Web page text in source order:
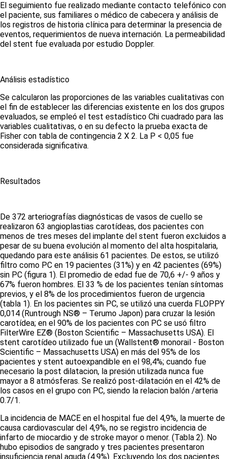
El seguimiento fue realizado mediante contacto telefónico con
el paciente, sus familiares o médico de cabecera y análisis de
los registros de historia clínica para determinar la presencia de
eventos, requerimientos de nueva internación. La permeabilidad
del stent fue evaluada por estudio Doppler.
Análisis estadístico
Se calcularon las proporciones de las variables cualitativas con
el fin de establecer las diferencias existente en los dos grupos
evaluados, se empleó el test estadístico Chi cuadrado para las
variables cualitativas, o en su defecto la prueba exacta de
Fisher con tabla de contingencia 2 X 2. La P < 0,05 fue
considerada significativa.
Resultados
De 372 arteriografías diagnósticas de vasos de cuello se
realizaron 63 angioplastias carotídeas, dos pacientes con
menos de tres meses del implante del stent fueron excluidos a
pesar de su buena evolución al momento del alta hospitalaria,
quedando para este análisis 61 pacientes. De estos, se utilizó
filtro como PC en 19 pacientes (31%) y en 42 pacientes (69%)
sin PC (figura 1). El promedio de edad fue de 70,6 +/- 9 años y
67% fueron hombres. El 33 % de los pacientes tenían síntomas
previos, y el 8% de los procedimientos fueron de urgencia
(tabla 1). En los pacientes sin PC, se utilizó una cuerda FLOPPY
0,014 (Runtrough NS® – Terumo Japon) para cruzar la lesión
carotídea; en el 90% de los pacientes con PC se usó filtro
FilterWire EZ® (Boston Scientific – Massachusetts USA). El
stent carotídeo utilizado fue un (Wallstent® monorail - Boston
Scientific – Massachusetts USA) en más del 95% de los
pacientes y stent autoexpandible en el 98,4%; cuando fue
necesario la post dilatacion, la presión utilizada nunca fue
mayor a 8 atmósferas. Se realizó post-dilatación en el 42% de
los casos en el grupo con PC, siendo la relacion balón /arteria
0.7/1.
La incidencia de MACE en el hospital fue del 4,9%, la muerte de
causa cardiovascular del 4,9%, no se registro incidencia de
infarto de miocardio y de stroke mayor o menor. (Tabla 2). No
hubo episodios de sangrado y tres pacientes presentaron
insuficiencia renal aguda (4.9%). Excluyendo los dos pacientes